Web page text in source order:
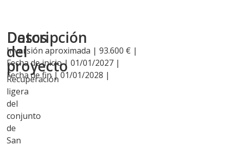
Descripción
del
proyecto
Recuperación
ligera
del
conjunto
de
San
Datos
Inversión aproximada | 93.600 € |
Fecha de inicio | 01/01/2027 |
Fecha de fin | 01/01/2028 |